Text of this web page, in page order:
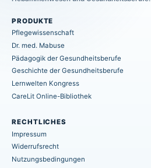
PRODUKTE
Pflegewissenschaft
Dr. med. Mabuse
Pädagogik der Gesundheitsberufe
Geschichte der Gesundheitsberufe
Lernwelten Kongress
CareLit Online-Bibliothek
RECHTLICHES
Impressum
Widerrufsrecht
Nutzungsbedingungen